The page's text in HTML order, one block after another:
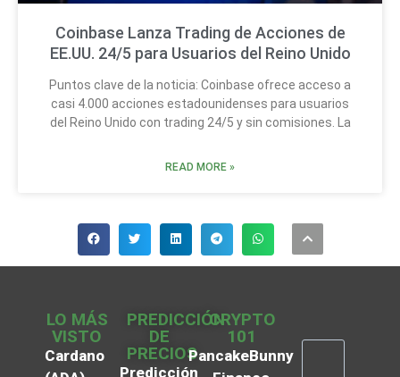
Coinbase Lanza Trading de Acciones de
EE.UU. 24/5 para Usuarios del Reino Unido
Puntos clave de la noticia: Coinbase ofrece acceso a
casi 4.000 acciones estadounidenses para usuarios
del Reino Unido con trading 24/5 y sin comisiones. La
READ MORE »
LO MÁS
VISTO
Cardano
PREDICCIÓN
DE
PRECIOS
Predicción
CRYPTO
101
PancakeBunny